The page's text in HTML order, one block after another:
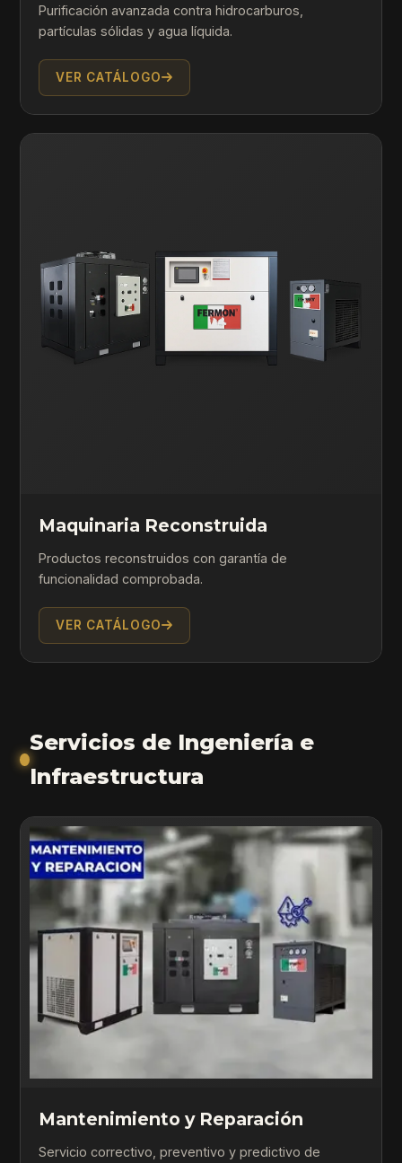
Purificación avanzada contra hidrocarburos,
partículas sólidas y agua líquida.
VER CATÁLOGO
Maquinaria Reconstruida
Productos reconstruidos con garantía de
funcionalidad comprobada.
VER CATÁLOGO
Servicios de Ingeniería e
Infraestructura
Mantenimiento y Reparación
Servicio correctivo, preventivo y predictivo de